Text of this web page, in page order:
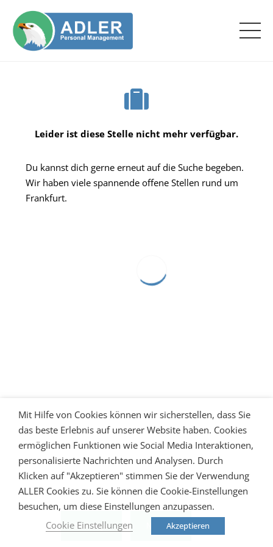
Leider ist diese Stelle nicht mehr verfügbar.
Du kannst dich gerne erneut auf die Suche begeben.
Wir haben viele spannende offene Stellen rund um
Frankfurt.
Mit Hilfe von Cookies können wir sicherstellen, dass Sie
das beste Erlebnis auf unserer Website haben. Cookies
ermöglichen Funktionen wie Social Media Interaktionen,
personalisierte Nachrichten und Analysen. Durch
Klicken auf "Akzeptieren" stimmen Sie der Verwendung
ALLER Cookies zu. Sie können die Cookie-Einstellungen
besuchen, um diese Einstellungen anzupassen.
Cookie Einstellungen
Akzeptieren